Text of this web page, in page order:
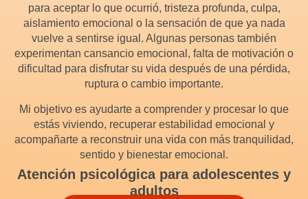
para aceptar lo que ocurrió, tristeza profunda, culpa,
aislamiento emocional o la sensación de que ya nada
vuelve a sentirse igual. Algunas personas también
experimentan cansancio emocional, falta de motivación o
dificultad para disfrutar su vida después de una pérdida,
ruptura o cambio importante.
Mi objetivo es ayudarte a comprender y procesar lo que
estás viviendo, recuperar estabilidad emocional y
acompañarte a reconstruir una vida con más tranquilidad,
sentido y bienestar emocional.
Atención psicológica para adolescentes y
adultos